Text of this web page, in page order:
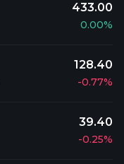
433.00
0.00%
128.40
-0.77%
39.40
-0.25%